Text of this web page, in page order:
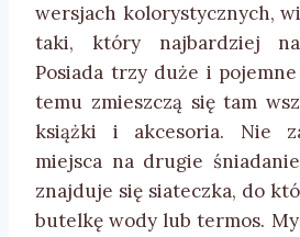
wersjach kolorystycznych,
taki, który najbardziej
Posiada trzy duże i
temu zmieszczą się tam
książki i akcesoria. Nie
miejsca na drugie
znajduje się siateczka, do
butelkę wody lub termos.